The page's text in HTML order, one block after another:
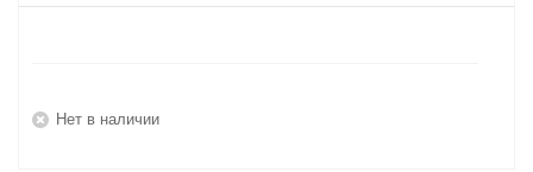
Нет в наличии